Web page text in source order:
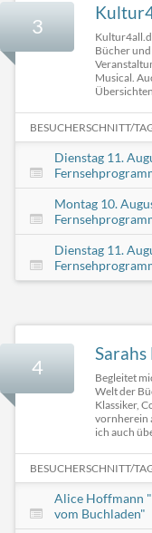
3
Bücher
Musical.
BESUCHERSCHNITT/
Dienstag 11.
Montag 10.
Dienstag 11.
4
Sarahs
Begleitet
Welt der
Klassiker,
vornherein
ich auch
BESUCHERSCHNITT/
Alice Hoffmann
vom Buchladen"